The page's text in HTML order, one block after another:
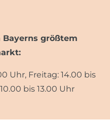
größtem
Uhr, Freitag: 14.00 bis
bis 13.00 Uhr